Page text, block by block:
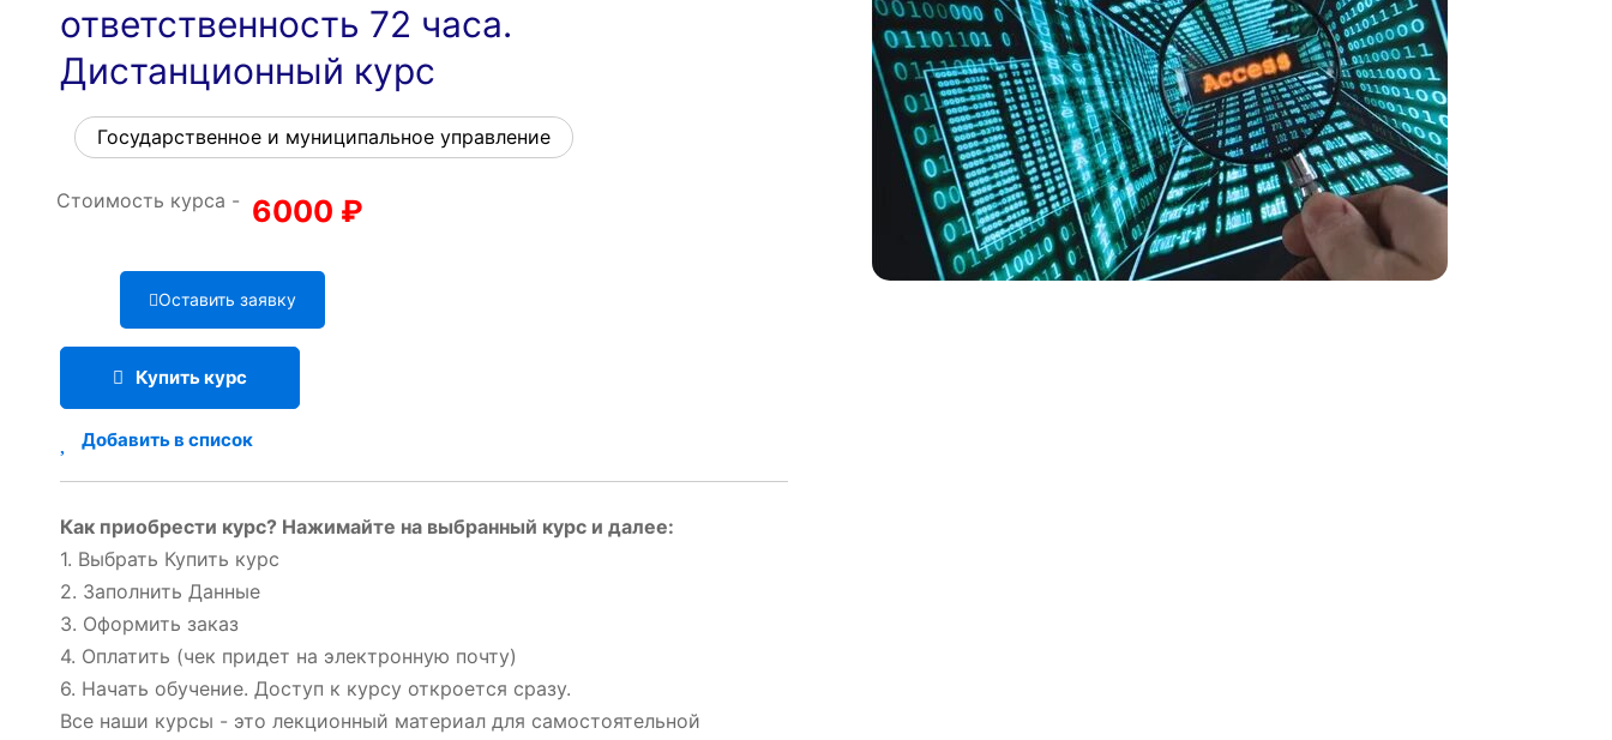
ответственность 72 часа.
Дистанционный курс
Государственное и муниципальное управление
Стоимость курса - 6000 ₽
Оставить заявку
Купить курс
Добавить в список
Как приобрести курс? Нажимайте на выбранный курс и далее:
1. Выбрать Купить курс
2. Заполнить Данные
3. Оформить заказ
4. Оплатить (чек придет на электронную почту)
6. Начать обучение. Доступ к курсу откроется сразу.
Все наши курсы - это лекционный материал для самостоятельной